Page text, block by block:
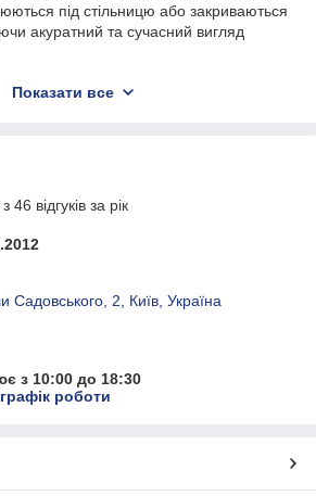
під стільницю або закриваються
акуратний та сучасний вигляд
кріплення для фасадів та компактні
експлуатації.
пральні машини з Європи. Кожна
технічну підготовку та надається з
Показати все
відгуків за рік
Садовського, 2, Київ, Україна
з 10:00 до 18:30
роботи